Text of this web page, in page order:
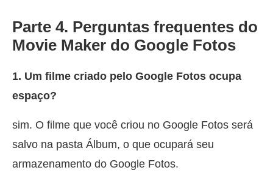
Parte 4. Perguntas frequentes do
Movie Maker do Google Fotos
1. Um filme criado pelo Google Fotos ocupa
espaço?
sim. O filme que você criou no Google Fotos será
salvo na pasta Álbum, o que ocupará seu
armazenamento do Google Fotos.